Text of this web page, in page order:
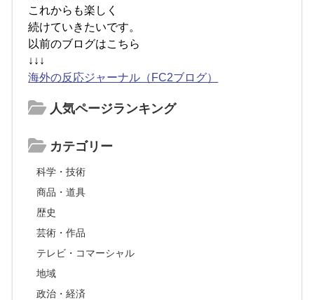
これからも楽しく
続けていきたいです。
以前のブログはこちら
↓↓↓
海外の反応ジャーナル（FC2ブログ）
人気ページランキング
カテゴリー
科学・技術
商品・道具
歴史
芸術・作品
テレビ・コマーシャル
地域
政治・経済